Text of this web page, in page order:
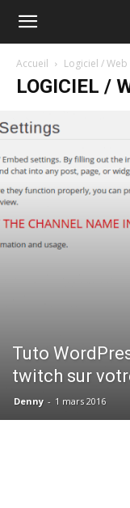
Accueil Logiciel / Web
LOGICIEL /
Tuto
twitch sur
Denny - 1 mars 2016